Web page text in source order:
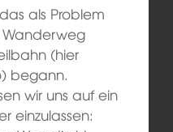
als Problem
(hier
begann.
wir uns auf ein
einzulassen: